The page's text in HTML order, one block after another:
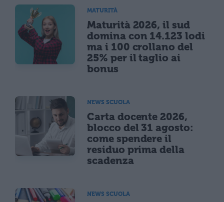
MATURITÀ
Maturità 2026, il sud
domina con 14.123 lodi
ma i 100 crollano del
25% per il taglio ai
bonus
NEWS SCUOLA
Carta docente 2026,
blocco del 31 agosto:
come spendere il
residuo prima della
scadenza
NEWS SCUOLA